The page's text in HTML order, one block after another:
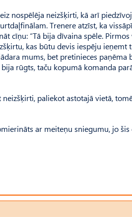
nospēlēja neizšķirti, kā arī
Trenere atzīst, ka
cīņu: “Tā bija dīvaina spēle.
kas būtu devis iespēju ieņemt
mums, bet pretinieces paņēma
rūgts, taču kopumā komanda
paliekot astotajā vietā,
ar meiteņu sniegumu, jo šis